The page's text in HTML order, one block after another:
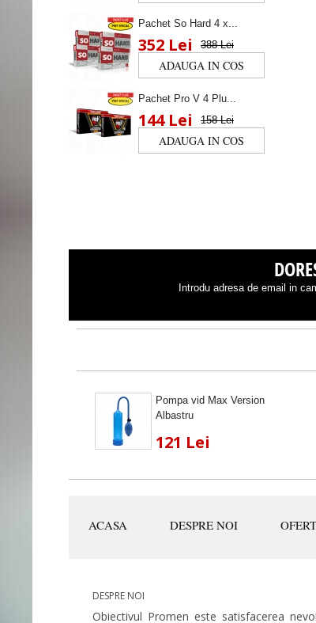
Pachet So Hard 4 x...
352 Lei 388 Lei
Pachet Pro V 4 Plu...
144 Lei 158 Lei
Introdu adresa de email in
Pompa vid Max Version
Albastru
121 Lei
ACASA DESPRE NOI
DESPRE NOI
Obiectivul Promen este satisfacerea